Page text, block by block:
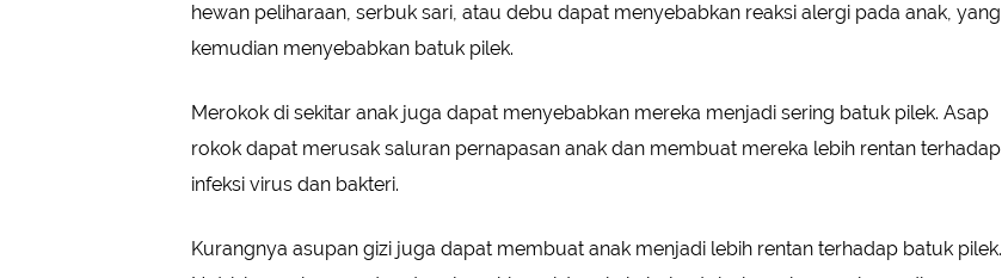
hewan peliharaan, serbuk sari, atau debu dapat menyebabkan reaksi alergi pada anak, yang
kemudian menyebabkan batuk pilek.
Merokok di sekitar anak juga dapat menyebabkan mereka menjadi sering batuk pilek. Asap
rokok dapat merusak saluran pernapasan anak dan membuat mereka lebih rentan terhadap
infeksi virus dan bakteri.
Kurangnya asupan gizi juga dapat membuat anak menjadi lebih rentan terhadap batuk pilek.